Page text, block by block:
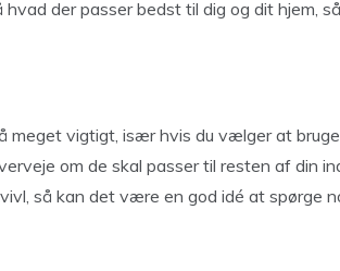
hvad der passer bedst til dig og dit hjem,
meget vigtigt, især hvis du vælger at
om de skal passer til resten af din
så kan det være en god idé at spørge